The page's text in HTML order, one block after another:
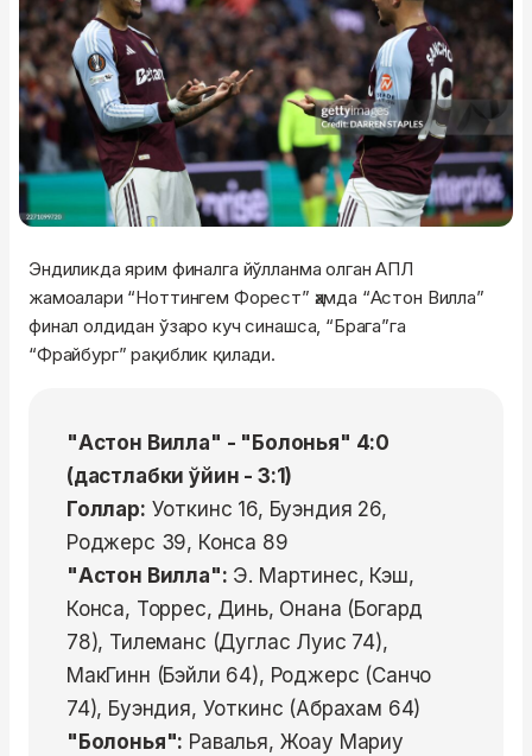
Эндиликда ярим финалга йўлланма олган АПЛ
жамоалари “Ноттингем Форест” ҳамда “Астон Вилла”
финал олдидан ўзаро куч синашса, “Брага”га
“Фрайбург” рақиблик қилади.
"Астон Вилла" - "Болонья" 4:0
(дастлабки ўйин - 3:1)
Голлар: Уоткинс 16, Буэндия 26,
Роджерс 39, Конса 89
"Астон Вилла": Э. Мартинес, Кэш,
Конса, Торрес, Динь, Онана (Богард
78), Тилеманс (Дуглас Луис 74),
МакГинн (Бэйли 64), Роджерс (Санчо
74), Буэндия, Уоткинс (Абрахам 64)
"Болонья": Равалья, Жоау Мариу